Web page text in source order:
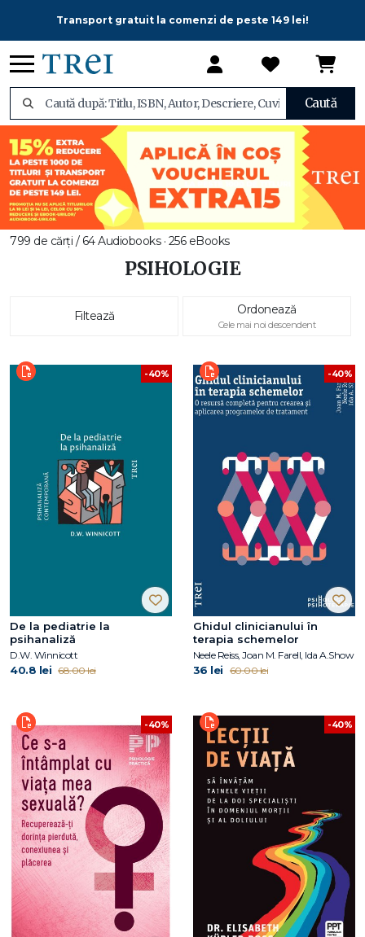
Transport gratuit la comenzi de peste 149 lei!
Caută
799 de cărți / 64 Audiobooks · 256 eBooks
PSIHOLOGIE
Filtează Ordonează
Cele mai noi descendent
-40%
De la pediatrie la
psihanaliză
D.W. Winnicott
40.8 lei 68.00 lei
-40%
Ghidul clinicianului în
terapia schemelor
Neele Reiss, Joan M. Farell, Ida A.Show
36 lei 60.00 lei
-40% -40%